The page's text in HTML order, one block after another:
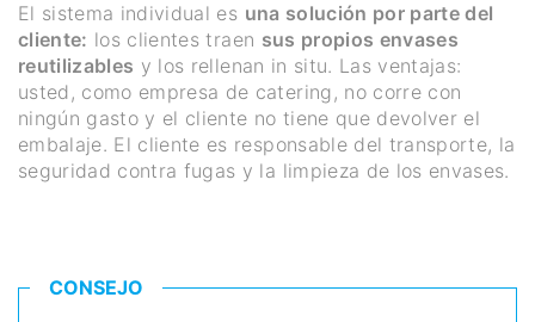
El sistema individual es una solución por parte del
cliente: los clientes traen sus propios envases
reutilizables y los rellenan in situ. Las ventajas:
usted, como empresa de catering, no corre con
ningún gasto y el cliente no tiene que devolver el
embalaje. El cliente es responsable del transporte, la
seguridad contra fugas y la limpieza de los envases.
CONSEJO